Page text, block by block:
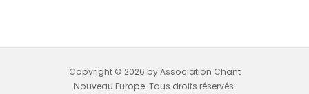
Copyright © 2026 by Association Chant
Nouveau Europe. Tous droits réservés.